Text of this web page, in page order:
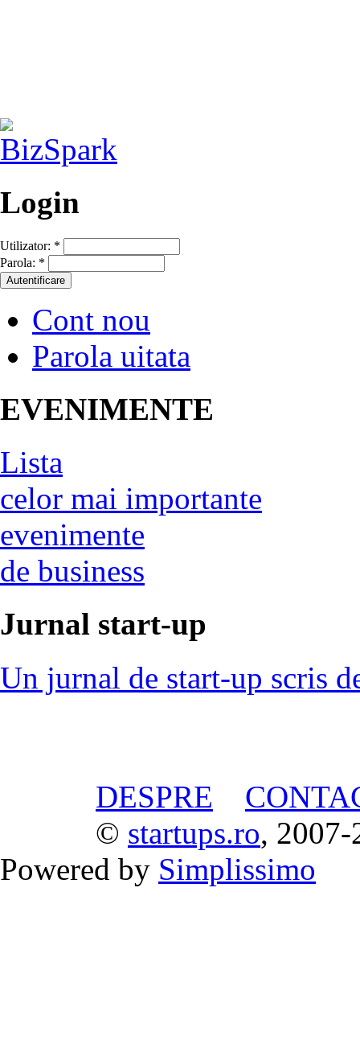
Login
Utilizator: *
Parola: *
Cont nou
Parola uitata
EVENIMENTE
Lista
celor mai importante
evenimente
de business
Jurnal start-up
Un jurnal de start-up scris
DESPRE
© startups.ro, 2007-
Powered by Simplissimo